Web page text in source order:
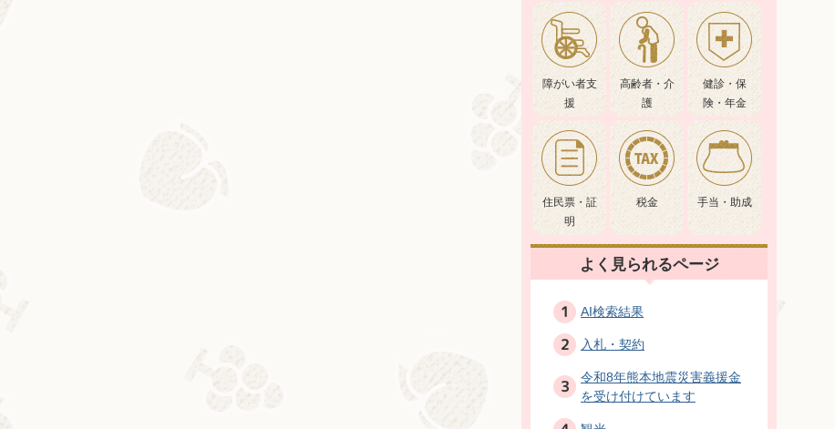
障がい者支
援
高齢者・介
護
健診・保
険・年金
住民票・証
明
税金 手当・助成
よく見られるページ
AI検索結果
入札・契約
令和8年熊本地震災害義援金
を受け付けています